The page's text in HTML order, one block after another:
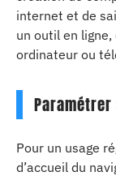
internet et de
un outil en
ordinateur ou
Paramétrer
Pour un usage
d’accueil du